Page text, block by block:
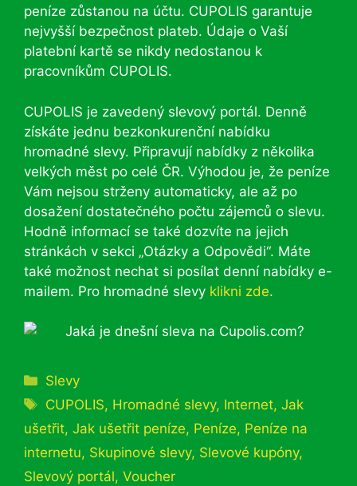
peníze zůstanou na účtu. CUPOLIS garantuje
nejvyšší bezpečnost plateb. Údaje o Vaší
platební kartě se nikdy nedostanou k
pracovníkům CUPOLIS.
CUPOLIS je zavedený slevový portál. Denně
získáte jednu bezkonkurenční nabídku
hromadné slevy. Připravují nabídky z několika
velkých měst po celé ČR. Výhodou je, že peníze
Vám nejsou strženy automaticky, ale až po
dosažení dostatečného počtu zájemců o slevu.
Hodně informací se také dozvíte na jejich
stránkách v sekci „Otázky a Odpovědi“. Máte
také možnost nechat si posílat denní nabídky e-
mailem. Pro hromadné slevy klikni zde.
Rubriky
Slevy
Štítky
CUPOLIS, Hromadné slevy, Internet,Jak
ušetřit, Jak ušetřit peníze, Peníze, Peníze na
internetu, Skupinové slevy, Slevové kupóny,
Slevový portál, Voucher